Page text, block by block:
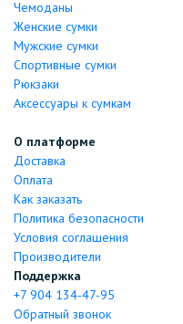
Чемоданы
Женские сумки
Мужские сумки
Спортивные сумки
Рюкзаки
Аксессуары к сумкам
О платформе
Доставка
Оплата
Как заказать
Политика безопасности
Условия соглашения
Производители
Поддержка
+7 904 134-47-95
Обратный звонок